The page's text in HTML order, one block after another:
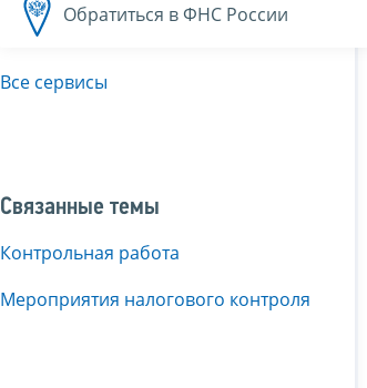
Обратиться в ФНС России
Все сервисы
Связанные темы
Контрольная работа
Мероприятия налогового контроля